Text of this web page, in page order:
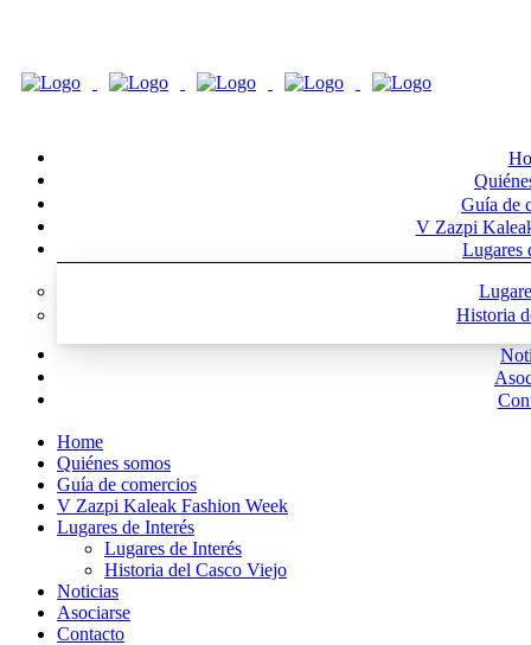
Guía de
V Zazpi
Lugares
Historia
Home
Quiénes somos
Guía de comercios
V Zazpi Kaleak Fashion Week
Lugares de Interés
Lugares de Interés
Historia del Casco Viejo
Noticias
Asociarse
Contacto